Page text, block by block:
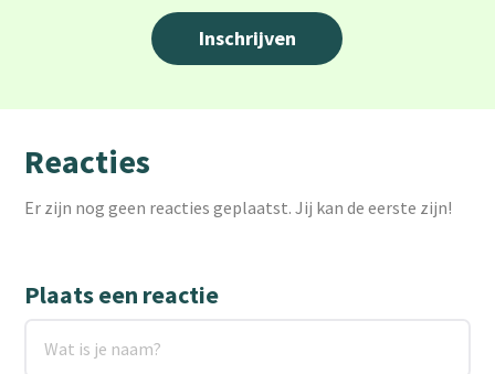
Reacties
Er zijn nog geen reacties geplaatst. Jij kan de eerste zijn!
Plaats een reactie